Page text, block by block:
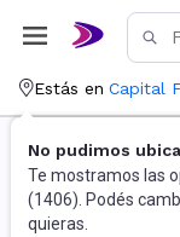
Estás en Capital
No pudimos
Te mostramos las
(1406). Podés
quieras.